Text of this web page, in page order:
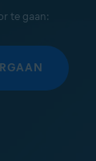
te gaan: